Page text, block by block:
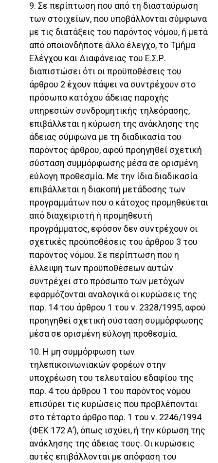
9. Σε περίπτωση που από τη διασταύρωση
των στοιχείων, που υποβάλλονται σύμφωνα
με τις διατάξεις του παρόντος νόμου, ή μετά
από οποιονδήποτε άλλο έλεγχο, το Τμήμα
Ελέγχου και Διαφάνειας του Ε.Σ.Ρ.
διαπιστώσει ότι οι προϋποθέσεις του
άρθρου 2 έχουν πάψει vα συντρέχουν στο
πρόσωπο κατόχου άδειας παροχής
υπηρεσιών συνδρομητικής τηλεόρασης,
επιβάλλεται η κύρωση της ανάκλησης της
άδειας σύμφωνα με τη διαδικασία του
παρόντος άρθρου, αφού προηγηθεί σχετική
σύσταση συμμόρφωσης μέσα σε ορισμένη
εύλογη προθεσμία. Με την ίδια διαδικασία
επιβάλλεται η διακοπή μετάδοσης των
προγραμμάτων που ο κάτοχος προμηθεύεται
από διαχειριστή ή προμηθευτή
προγράμματος, εφόσον δεν συντρέχουν οι
σχετικές προϋποθέσεις του άρθρoυ 3 του
παρόντος νόμου. Σε περίπτωση που η
έλλειψη των προϋποθέσεων αυτών
συντρέχει στο πρόσωπο των μετόχων
εφαρμόζονται αναλογικά οι κυρώσεις της
παρ. 14 του άρθρου 1 του ν. 2328/1995, αφού
προηγηθεί σχετική σύσταση συμμόρφωσης
μέσα σε ορισμένη εύλογη προθεσμία.
10. Η μη συμμόρφωση των
τηλεπικοινωνιακών φορέων στην
υποχρέωση του τελευταίου εδαφίου της
παρ. 4 του άρθρου 1 του παρόντος νόμου
επισύρει τις κυρώσεις που προβλέπονται
στο τέταρτο άρθρο παρ. 1 του ν. 2246/1994
(ΦΕΚ 172 Α’), όπως ισχύει, ή την κύρωση της
ανάκλησης της άδειας τους. Οι κυρώσεις
αυτές επιβάλλονται με απόφαση του